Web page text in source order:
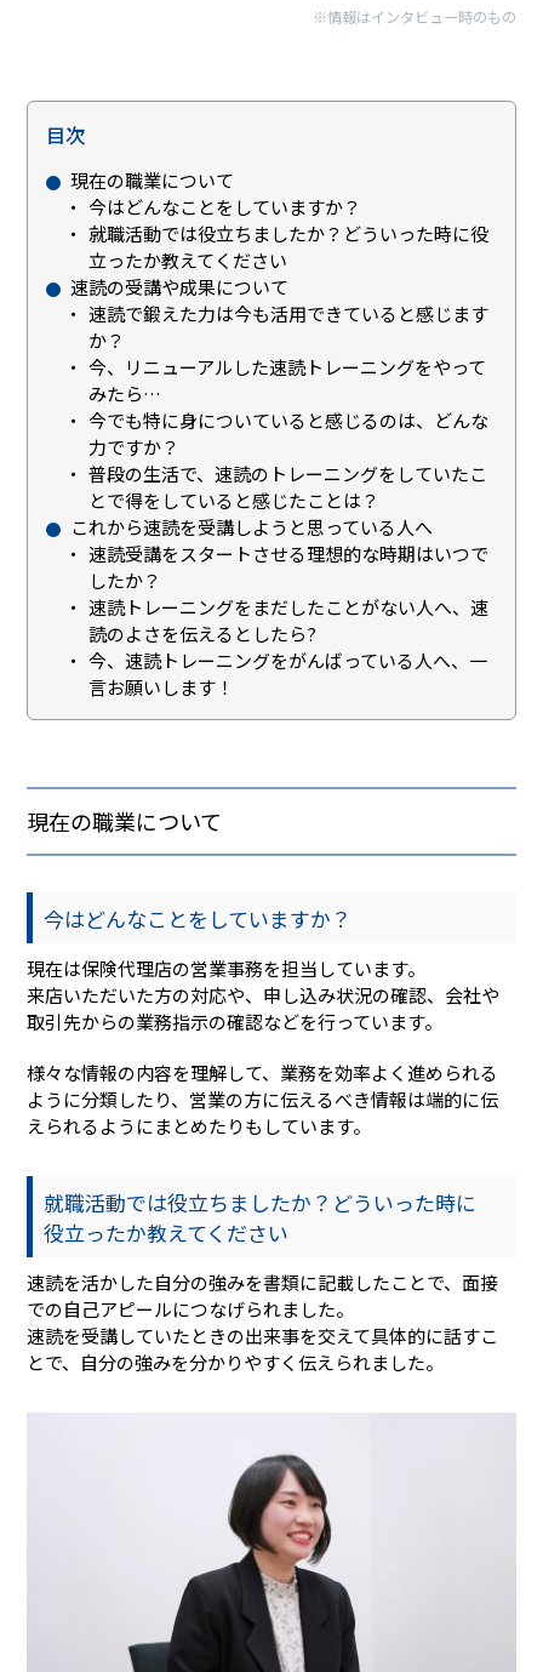
※情報はインタビュー時のもの
目次
現在の職業について
今はどんなことをしていますか？
就職活動では役立ちましたか？どういった時に役
立ったか教えてください
速読の受講や成果について
速読で鍛えた力は今も活用できていると感じます
か？
今、リニューアルした速読トレーニングをやって
みたら…
今でも特に身についていると感じるのは、どんな
力ですか？
普段の生活で、速読のトレーニングをしていたこ
とで得をしていると感じたことは？
これから速読を受講しようと思っている人へ
速読受講をスタートさせる理想的な時期はいつで
したか？
速読トレーニングをまだしたことがない人へ、速
読のよさを伝えるとしたら?
今、速読トレーニングをがんばっている人へ、一
言お願いします！
現在の職業について
今はどんなことをしていますか？
現在は保険代理店の営業事務を担当しています。
来店いただいた方の対応や、申し込み状況の確認、会社や
取引先からの業務指示の確認などを行っています。
様々な情報の内容を理解して、業務を効率よく進められる
ように分類したり、営業の方に伝えるべき情報は端的に伝
えられるようにまとめたりもしています。
就職活動では役立ちましたか？どういった時に
役立ったか教えてください
速読を活かした自分の強みを書類に記載したことで、面接
での自己アピールにつなげられました。
速読を受講していたときの出来事を交えて具体的に話すこ
とで、自分の強みを分かりやすく伝えられました。